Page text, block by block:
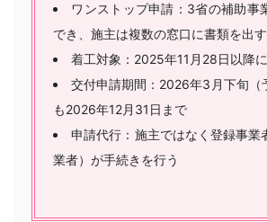
ワンストップ申請：3省の補助事
でき、施主は複数の窓口に書類を出
着工対象：2025年11月28日以降
交付申請期間：2026年3月下旬（
も2026年12月31日まで
申請代行：施主ではなく登録事業
業者）が手続きを行う